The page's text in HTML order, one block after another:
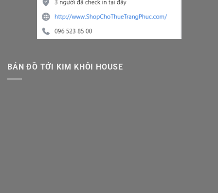
BẢN ĐỒ TỚI KIM KHÔI HOUSE